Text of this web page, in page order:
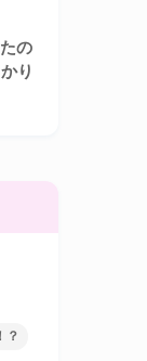
の
り
？